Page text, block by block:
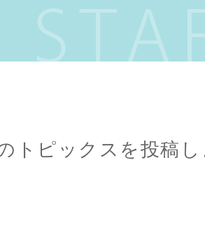
トピックスを投稿し